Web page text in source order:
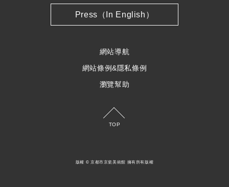
Press（In English）
網站導航
網站條例&隱私條例
瀏覽幫助
TOP
版權 © 京都市京瓷美術館 擁有所有版權